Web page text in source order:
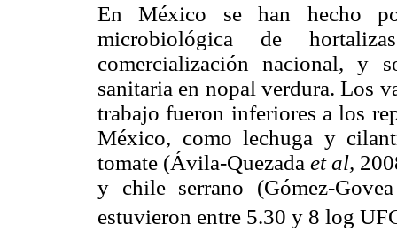
En México se han hecho
microbiológica de
comercialización nacional, y
sanitaria en nopal verdura. Los
trabajo fueron inferiores a los
México, como lechuga y
tomate (Ávila-Quezada et al,
y chile serrano (Gómez-
estuvieron entre 5.30 y 8 log